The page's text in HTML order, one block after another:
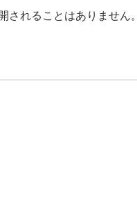
されることはありません。